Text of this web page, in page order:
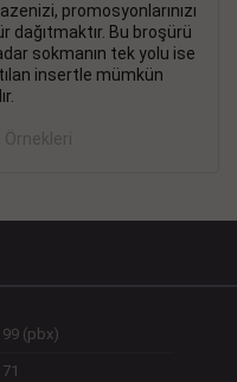
promosyonlarınızı
dağıtmaktır. Bu broşürü
sokmanın tek yolu ise
insertle mümkün
Örnekleri
99 (pbx)
aşmamış, Depo